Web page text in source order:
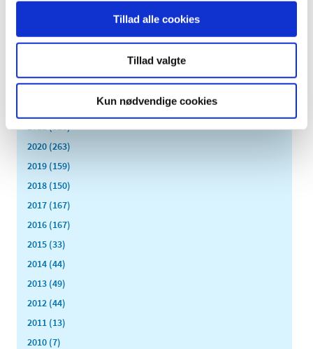
Tillad alle cookies
Tillad valgte
Kun nødvendige cookies
2023 (195)
2021 (516)
2020 (263)
2019 (159)
2018 (150)
2017 (167)
2016 (167)
2015 (33)
2014 (44)
2013 (49)
2012 (44)
2011 (13)
2010 (7)